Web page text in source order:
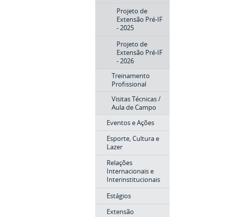
Projeto de
Extensão Pré-IF
- 2025
Projeto de
Extensão Pré-IF
- 2026
Treinamento
Profissional
Visitas Técnicas /
Aula de Campo
Eventos e Ações
Esporte, Cultura e
Lazer
Relações
Internacionais e
Interinstitucionais
Estágios
Extensão